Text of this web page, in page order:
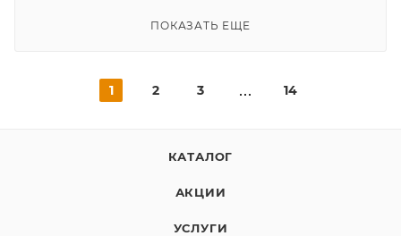
ПОКАЗАТЬ ЕЩЕ
1 2 3 14
КАТАЛОГ
АКЦИИ
УСЛУГИ